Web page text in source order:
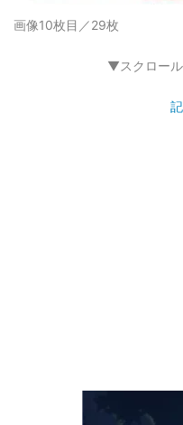
画像10枚目／29枚
▼スクロー